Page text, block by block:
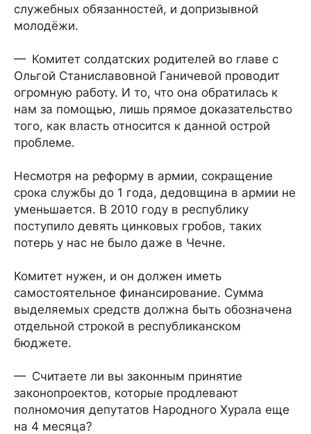
служебных обязанностей, и допризывной
молодёжи.
— Комитет солдатских родителей во главе с
Ольгой Станиславовной Ганичевой проводит
огромную работу. И то, что она обратилась к
нам за помощью, лишь прямое доказательство
того, как власть относится к данной острой
проблеме.
Несмотря на реформу в армии, сокращение
срока службы до 1 года, дедовщина в армии не
уменьшается. В 2010 году в республику
поступило девять цинковых гробов, таких
потерь у нас не было даже в Чечне.
Комитет нужен, и он должен иметь
самостоятельное финансирование. Сумма
выделяемых средств должна быть обозначена
отдельной строкой в республиканском
бюджете.
— Считаете ли вы законным принятие
законопроектов, которые продлевают
полномочия депутатов Народного Хурала еще
на 4 месяца?